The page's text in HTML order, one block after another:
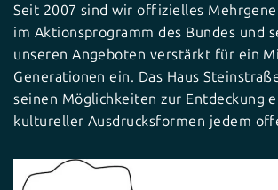
Seit 2007 sind wir offizielles
im Aktionsprogramm des Bundes und
unseren Angeboten verstärkt für ein
Generationen ein. Das Haus
seinen Möglichkeiten zur Entdeckung
kultureller Ausdrucksformen jedem